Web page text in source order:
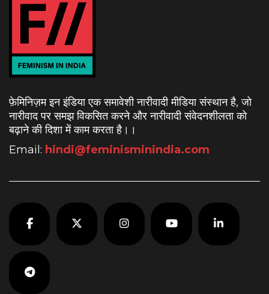
फ़ेमिनिज़म इन इंडिया एक समावेशी नारीवादी मीडिया संस्थान है, जो
नारीवाद पर समझ विकसित करने और नारीवादी संवेदनशीलता को
बढ़ाने की दिशा में काम करता है। ।
Email: hindi@feminisminindia.com